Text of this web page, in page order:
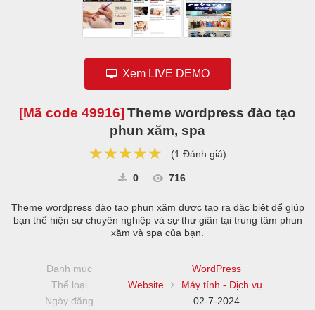
Xem LIVE DEMO
[Mã code 49916] Theme wordpress đào tạo
phun xăm, spa
★★★★★
★★★★★
★★★★★ (1 Đánh giá)
0 716
Theme wordpress đào tạo phun xăm được tạo ra đặc biệt để giúp
bạn thể hiện sự chuyên nghiệp và sự thư giãn tại trung tâm phun
xăm và spa của bạn.
Danh mục
WordPress
Thể loại
Website
Máy tính - Dịch vụ
Ngày đăng
02-7-2024